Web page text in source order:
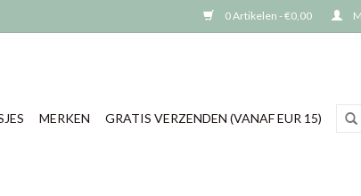
0 Artikelen - €0,00
MERKEN GRATIS VERZENDEN (VANAF EUR 15)